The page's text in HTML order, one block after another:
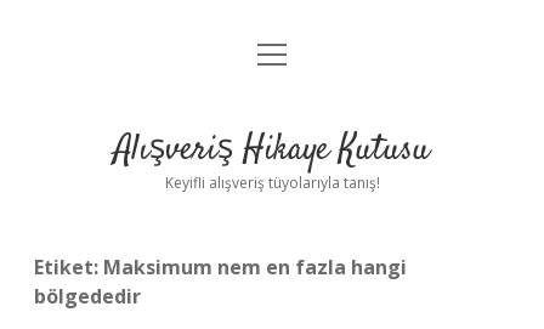
Anasayfa
Yasal Uyarı
menüyü
Alışveriş Hikaye Kutusu
Keyifli alışveriş tüyolarıyla tanış!
Etiket: Maksimum nem en fazla hangi
bölgededir